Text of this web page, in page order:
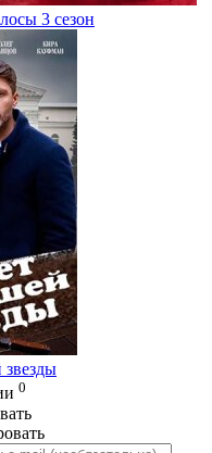
3 сезон
звезды
0